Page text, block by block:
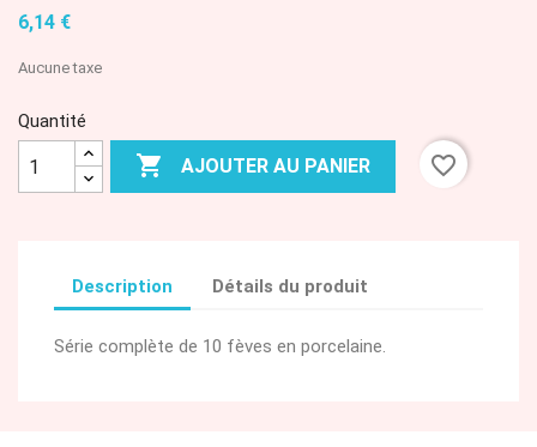
6,14 €
Aucune taxe
Quantité
 AJOUTER AU PANIER favorite_border
Description Détails du produit
Série complète de 10 fèves en porcelaine.